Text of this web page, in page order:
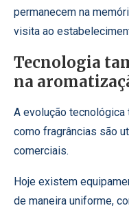
permanecem na
visita ao
Tecnologia
na
A evolução
como fragrâncias são
comerciais.
Hoje existem
de maneira uniforme,